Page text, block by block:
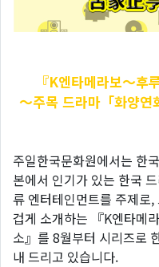
『K엔타메라보～후
～주목 드라마「화양
주일한국문화원에서는 한
본에서 인기가 있는 한국
류 엔터테인먼트를 주제로
겁게 소개하는 『K엔타메
소』를 8월부터 시리즈로
내 드리고 있습니다.